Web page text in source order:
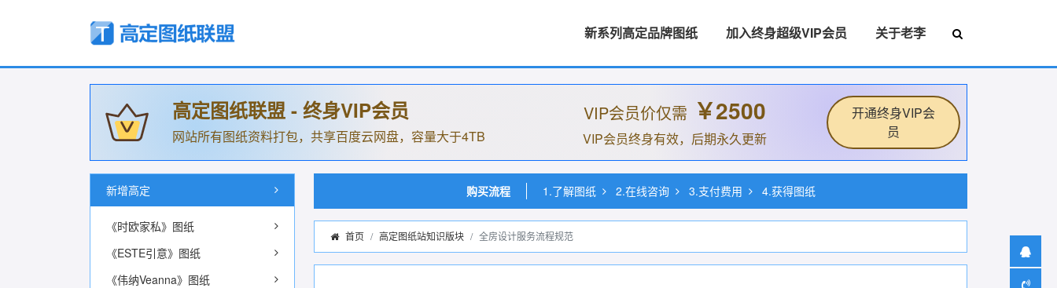
新系列高定品牌图纸 加入终身超级VIP会员 关于老李
高定图纸联盟 - 终身VIP会员
网站所有图纸资料打包，共享百度云网盘，容量大于4TB
VIP会员价仅需 ￥2500
VIP会员终身有效，后期永久更新
开通终身VIP会
员
新增高定
《时欧家私》图纸
《ESTE引意》图纸
《伟纳Veanna》图纸
购买流程 1.了解图纸 2.在线咨询 3.支付费用 4.获得图纸
首页 高定图纸站知识版块 全房设计服务流程规范